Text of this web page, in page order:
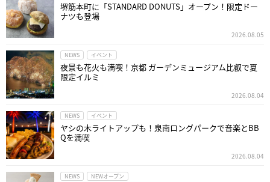
堺筋本町に「STANDARD DONUTS」オープン！限定ドー
ナツも登場
2026.08.05
NEWS イベント
夜景も花火も満喫！京都 ガーデンミュージアム比叡で夏
限定イルミ
2026.08.04
NEWS イベント
ヤシの木ライトアップも！泉南ロングパークで音楽とBB
Qを満喫
2026.08.04
NEWS NEWオープン